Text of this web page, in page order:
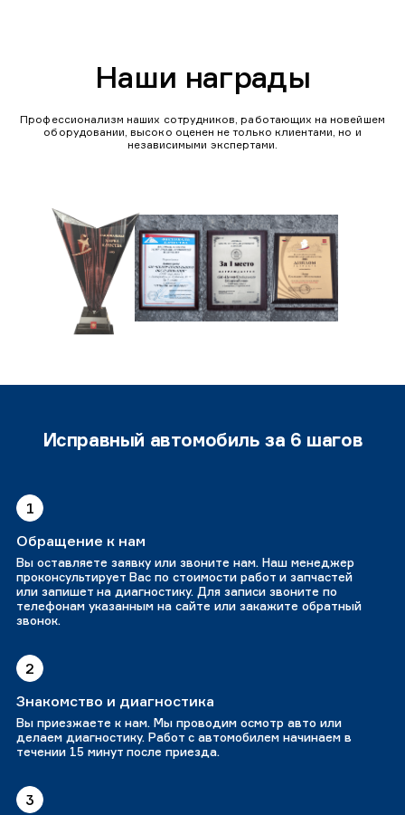
Наши награды
Профессионализм наших сотрудников, работающих на новейшем
оборудовании, высоко оценен не только клиентами, но и
независимыми экспертами.
Исправный автомобиль за 6 шагов
1
Обращение к нам
Вы оставляете заявку или звоните нам. Наш менеджер
проконсультирует Вас по стоимости работ и запчастей
или запишет на диагностику. Для записи звоните по
телефонам указанным на сайте или закажите обратный
звонок.
2
Знакомство и диагностика
Вы приезжаете к нам. Мы проводим осмотр авто или
делаем диагностику. Работ с автомобилем начинаем в
течении 15 минут после приезда.
3